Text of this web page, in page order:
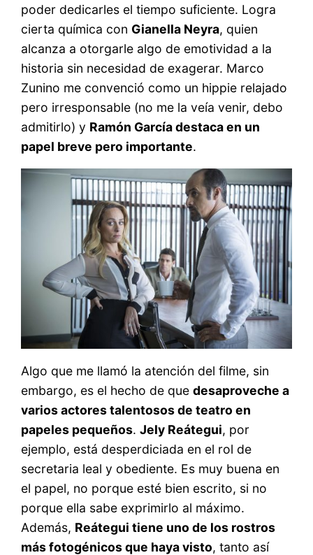
poder dedicarles el tiempo suficiente. Logra
cierta química con Gianella Neyra, quien
alcanza a otorgarle algo de emotividad a la
historia sin necesidad de exagerar. Marco
Zunino me convenció como un hippie relajado
pero irresponsable (no me la veía venir, debo
admitirlo) y Ramón García destaca en un
papel breve pero importante.
Algo que me llamó la atención del filme, sin
embargo, es el hecho de quedesaproveche a
varios actores talentosos de teatro en
papeles pequeños.Jely Reátegui, por
ejemplo, está desperdiciada en el rol de
secretaria leal y obediente. Es muy buena en
el papel, no porque esté bien escrito, si no
porque ella sabe exprimirlo al máximo.
Además, Reátegui tiene uno de los rostros
más fotogénicos que haya visto, tanto así